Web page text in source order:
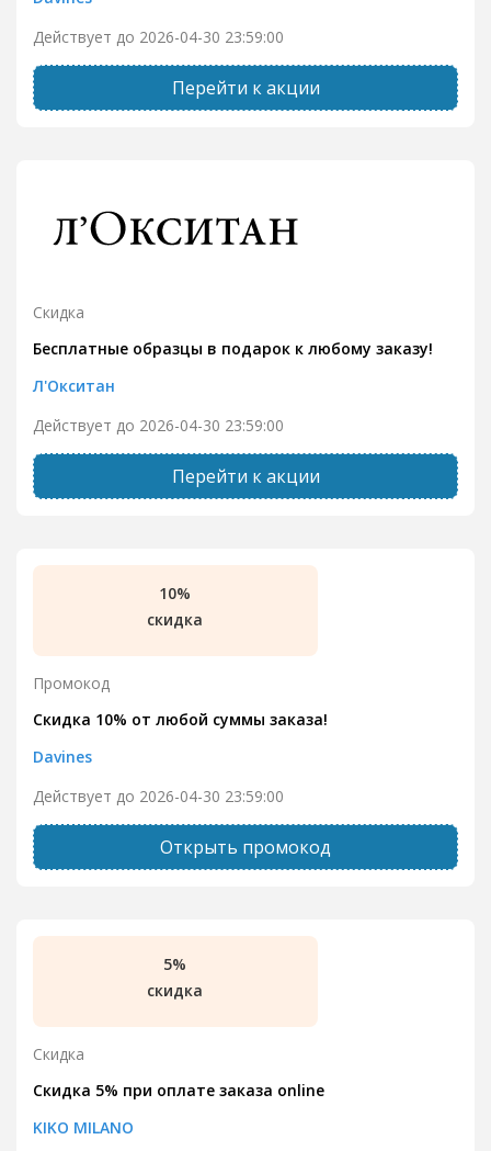
Действует до 2026-04-30 23:59:00
Перейти к акции
Скидка
Бесплатные образцы в подарок к любому заказу!
Л'Окситан
Действует до 2026-04-30 23:59:00
Перейти к акции
10%
скидка
Промокод
Скидка 10% от любой суммы заказа!
Davines
Действует до 2026-04-30 23:59:00
Открыть промокод
5%
скидка
Скидка
Скидка 5% при оплате заказа online
KIKO MILANO